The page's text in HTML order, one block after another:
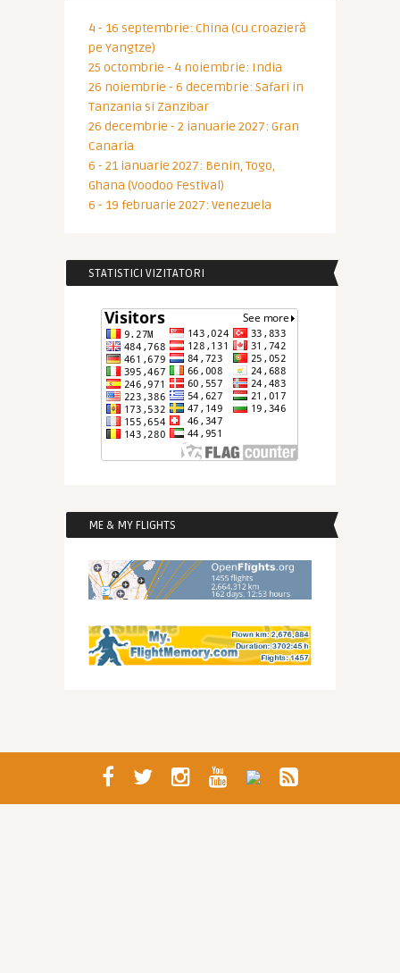
4 - 16 septembrie: China (cu croazieră
pe Yangtze)
25 octombrie - 4 noiembrie: India
26 noiembrie - 6 decembrie: Safari in
Tanzania si Zanzibar
26 decembrie - 2 ianuarie 2027: Gran
Canaria
6 - 21 ianuarie 2027: Benin, Togo,
Ghana (Voodoo Festival)
6 - 19 februarie 2027: Venezuela
STATISTICI VIZITATORI
ME & MY FLIGHTS